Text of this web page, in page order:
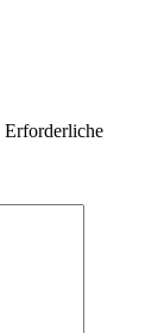
Erforderliche